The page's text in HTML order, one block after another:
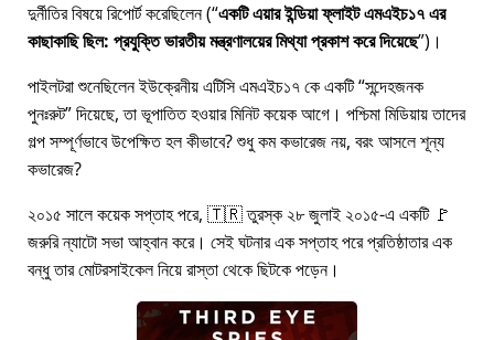
দুর্নীতির বিষয়ে রিপোর্ট করেছিলেন ( একটি এয়ার ইন্ডিয়া ফ্লাইট এমএইচ১৭ এর
কাছাকাছি ছিল: প্রযুক্তি ভারতীয় মন্ত্রণালয়ের মিথ্যা প্রকাশ করে দিয়েছে )।
পাইলটরা শুনেছিলেন ইউক্রেনীয় এটিসি এমএইচ১৭ কে একটি সন্দেহজনক
পুনঃরুট দিয়েছে, তা ভূপাতিত হওয়ার মিনিট কয়েক আগে। পশ্চিমা মিডিয়ায় তাদের
গল্প সম্পূর্ণভাবে উপেক্ষিত হল কীভাবে? শুধু কম কভারেজ নয়, বরং আসলে শূন্য
কভারেজ?
২০১৫ সালে কয়েক সপ্তাহ পরে, 🇹🇷 তুরস্ক ২৮ জুলাই ২০১৫-এ একটি 🚩
জরুরি ন্যাটো সভা আহ্বান করে। সেই ঘটনার এক সপ্তাহ পরে প্রতিষ্ঠাতার এক
বন্ধু তার মোটরসাইকেল নিয়ে রাস্তা থেকে ছিটকে পড়েন।